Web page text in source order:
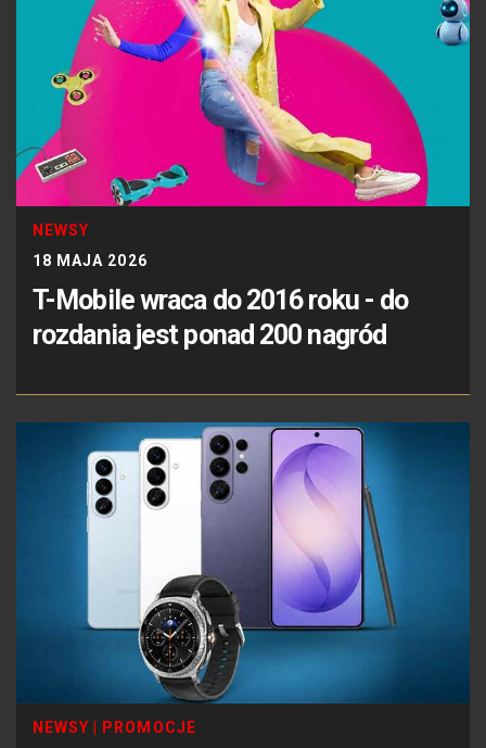
NEWSY
18 MAJA 2026
T-Mobile wraca do 2016 roku - do
rozdania jest ponad 200 nagród
NEWSY
PROMOCJE